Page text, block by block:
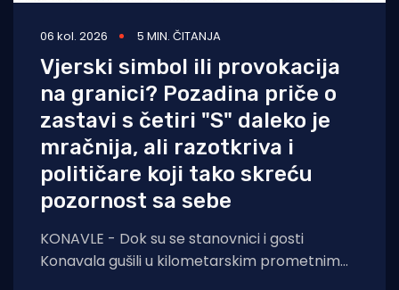
06 kol. 2026 5 MIN. ČITANJA
Vjerski simbol ili provokacija
na granici? Pozadina priče o
zastavi s četiri "S" daleko je
mračnija, ali razotkriva i
političare koji tako skreću
pozornost sa sebe
KONAVLE - Dok su se stanovnici i gosti
Konavala gušili u kilometarskim prometnim